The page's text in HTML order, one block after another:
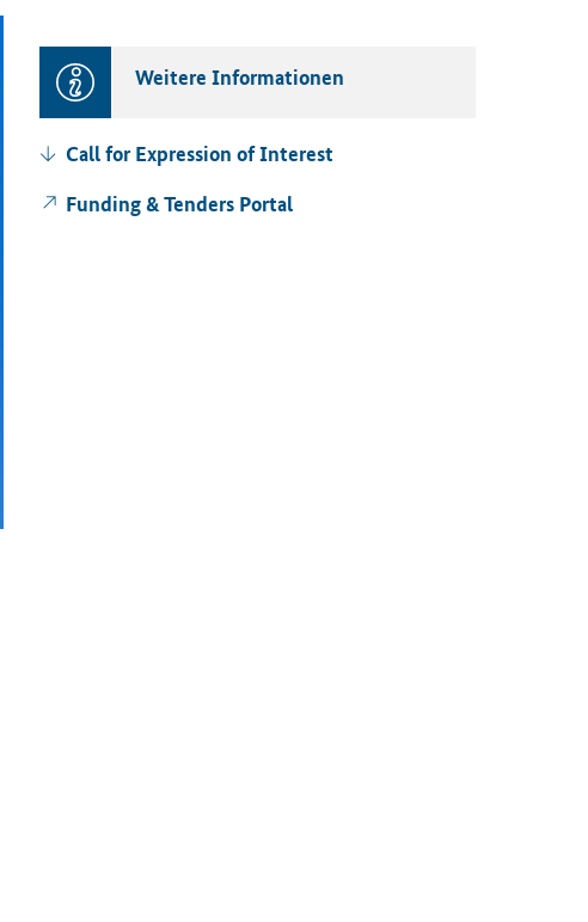
Wei­te­re In­for­ma­tio­nen
Call for Expression of Interest
Funding & TendersPor­tal